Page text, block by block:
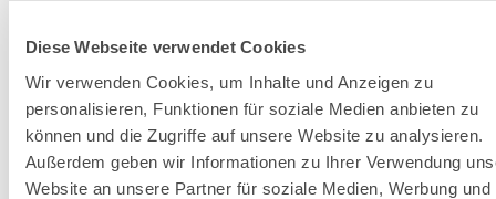
Diese Webseite verwendet Cookies
Wir verwenden Cookies, um Inhalte und Anzeigen zu
personalisieren, Funktionen für soziale Medien anbieten zu
können und die Zugriffe auf unsere Website zu analysieren.
Außerdem geben wir Informationen zu Ihrer Verwendung
Website an unsere Partner für soziale Medien, Werbung und
Entdecke zugehörige
Lösungen von Fassa
Bortolo